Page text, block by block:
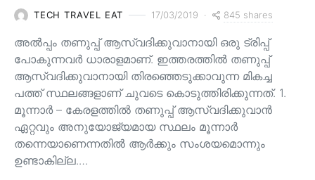
TECH TRAVEL EAT 17/03/2019 845 shares
അൽപ്പം തണുപ്പ് ആസ്വദിക്കുവാനായി ഒരു ട്രിപ്പ്
പോകുന്നവർ ധാരാളമാണ്. ഇത്തരത്തിൽ തണുപ്പ്
ആസ്വദിക്കുവാനായി തിരഞ്ഞെടുക്കാവുന്ന മികച്ച
പത്ത് സ്ഥലങ്ങളാണ് ചുവടെ കൊടുത്തിരിക്കുന്നത്. 1.
മൂന്നാർ – കേരളത്തിൽ തണുപ്പ് ആസ്വദിക്കുവാൻ
ഏറ്റവും അനുയോജ്യമായ സ്ഥലം മൂന്നാർ
തന്നെയാണെന്നതിൽ ആർക്കും സംശയമൊന്നും
ഉണ്ടാകില്ല.…